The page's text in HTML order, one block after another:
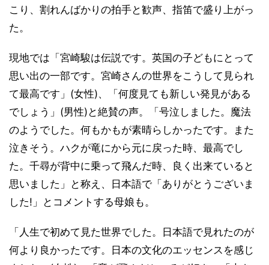
こり、割れんばかりの拍手と歓声、指笛で盛り上がっ
た。
現地では「宮崎駿は伝説です。英国の子どもにとって
思い出の一部です。宮崎さんの世界をこうして見られ
て最高です」(女性)、「何度見ても新しい発見がある
でしょう」(男性)と絶賛の声。「号泣しました。魔法
のようでした。何もかもが素晴らしかったです。また
泣きそう。ハクが竜にから元に戻った時、最高でし
た。千尋が背中に乗って飛んだ時、良く出来ていると
思いました」と称え、日本語で「ありがとうございま
した!」とコメントする母娘も。
「人生で初めて見た世界でした。日本語で見れたのが
何より良かったです。日本の文化のエッセンスを感じ